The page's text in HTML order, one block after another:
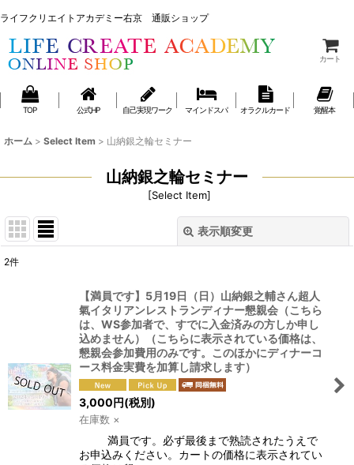
ライフクリエイトアカデミー右京 通販ショップ
カート
TOP 公式HP 自己実現ワーク マインドスパ オラクルカード 覚醒本
ホーム > Select Item > 山納銀之輪セミナー
山納銀之輪セミナー
[Select Item]
表示順変更
絞り込む
2件
【満員です】5月19日（日）山納銀之輔さん超人
氣イタリアンレストランディナー懇親会（こちら
は、WS参加者で、すでに入金済みの方しか申し
込めません）（こちらに表示されている価格は、
懇親会参加費用のみです。このほかにディナーコ
ース料金実費を加算し請求します）
3,000円(税別)
在庫数 ×
満員です。必ず最後まで熟読されたうえで
お申込みください。カートの価格に表示されてい